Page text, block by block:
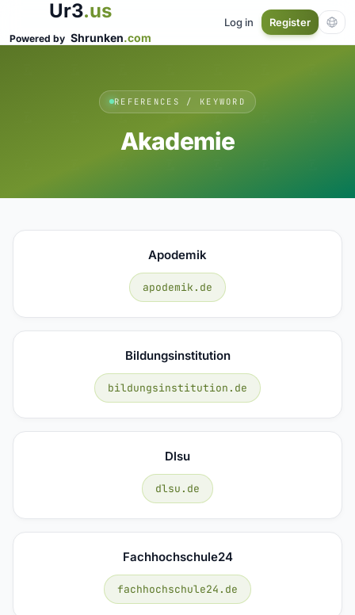
Ur3.us
Powered by Shrunken.com
Log in Register
REFERENCES / KEYWORD
Akademie
Apodemik
apodemik.de
Bildungsinstitution
bildungsinstitution.de
Dlsu
dlsu.de
Fachhochschule24
fachhochschule24.de